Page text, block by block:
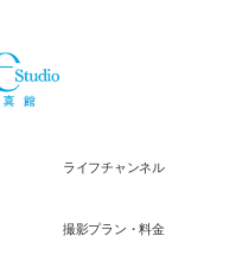
ライフチャンネル
撮影プラン・料金